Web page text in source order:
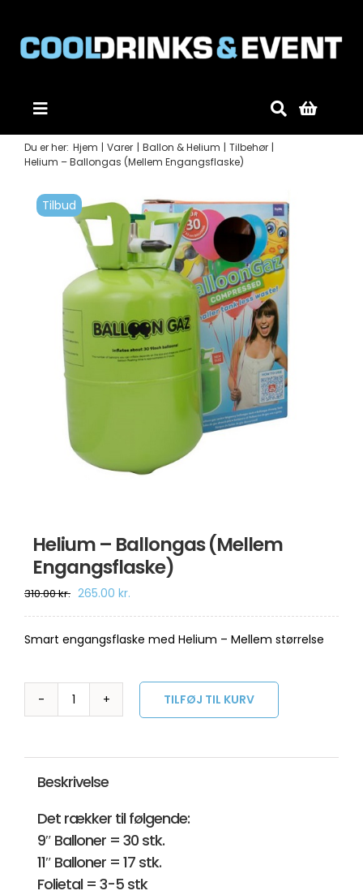
Toggle
Navigation
Forside
Produkter
Mobildiskotek
Gode råd
Information
Du er her: Hjem Varer Ballon & Helium
Tilbehør
Helium – Ballongas (Mellem Engangsflaske)
Tilbud
Helium – Ballongas (Mellem
Engangsflaske)
310.00kr. Den
pris
310.00 kr..
265.00 kr.
pris
er:
265.00 kr..
Smart engangsflaske med Helium – Mellem størrelse
Helium
-
Engangsflaske)
TILFØJ TIL KURV
Beskrivelse
Det rækker til følgende:
9″ Balloner = 30 stk.
11″ Balloner = 17 stk.
Folietal = 3-5 stk